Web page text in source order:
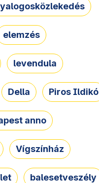
elemzés
levendula
Della Piros Ildikó
anno
Vígszínház
balesetveszély